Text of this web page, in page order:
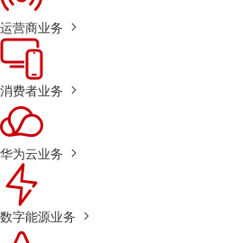
运营商业务
消费者业务
华为云业务
数字能源业务